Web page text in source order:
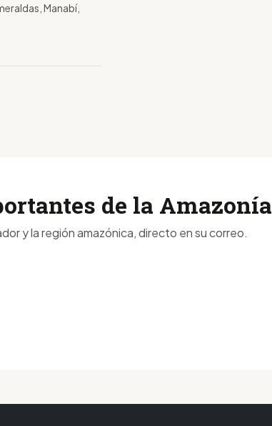
Manabí,
de la Amazonía
y la región amazónica, directo en su correo.